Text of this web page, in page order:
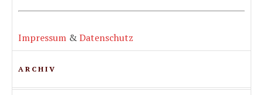
Impressum &Datenschutz
ARCHIV